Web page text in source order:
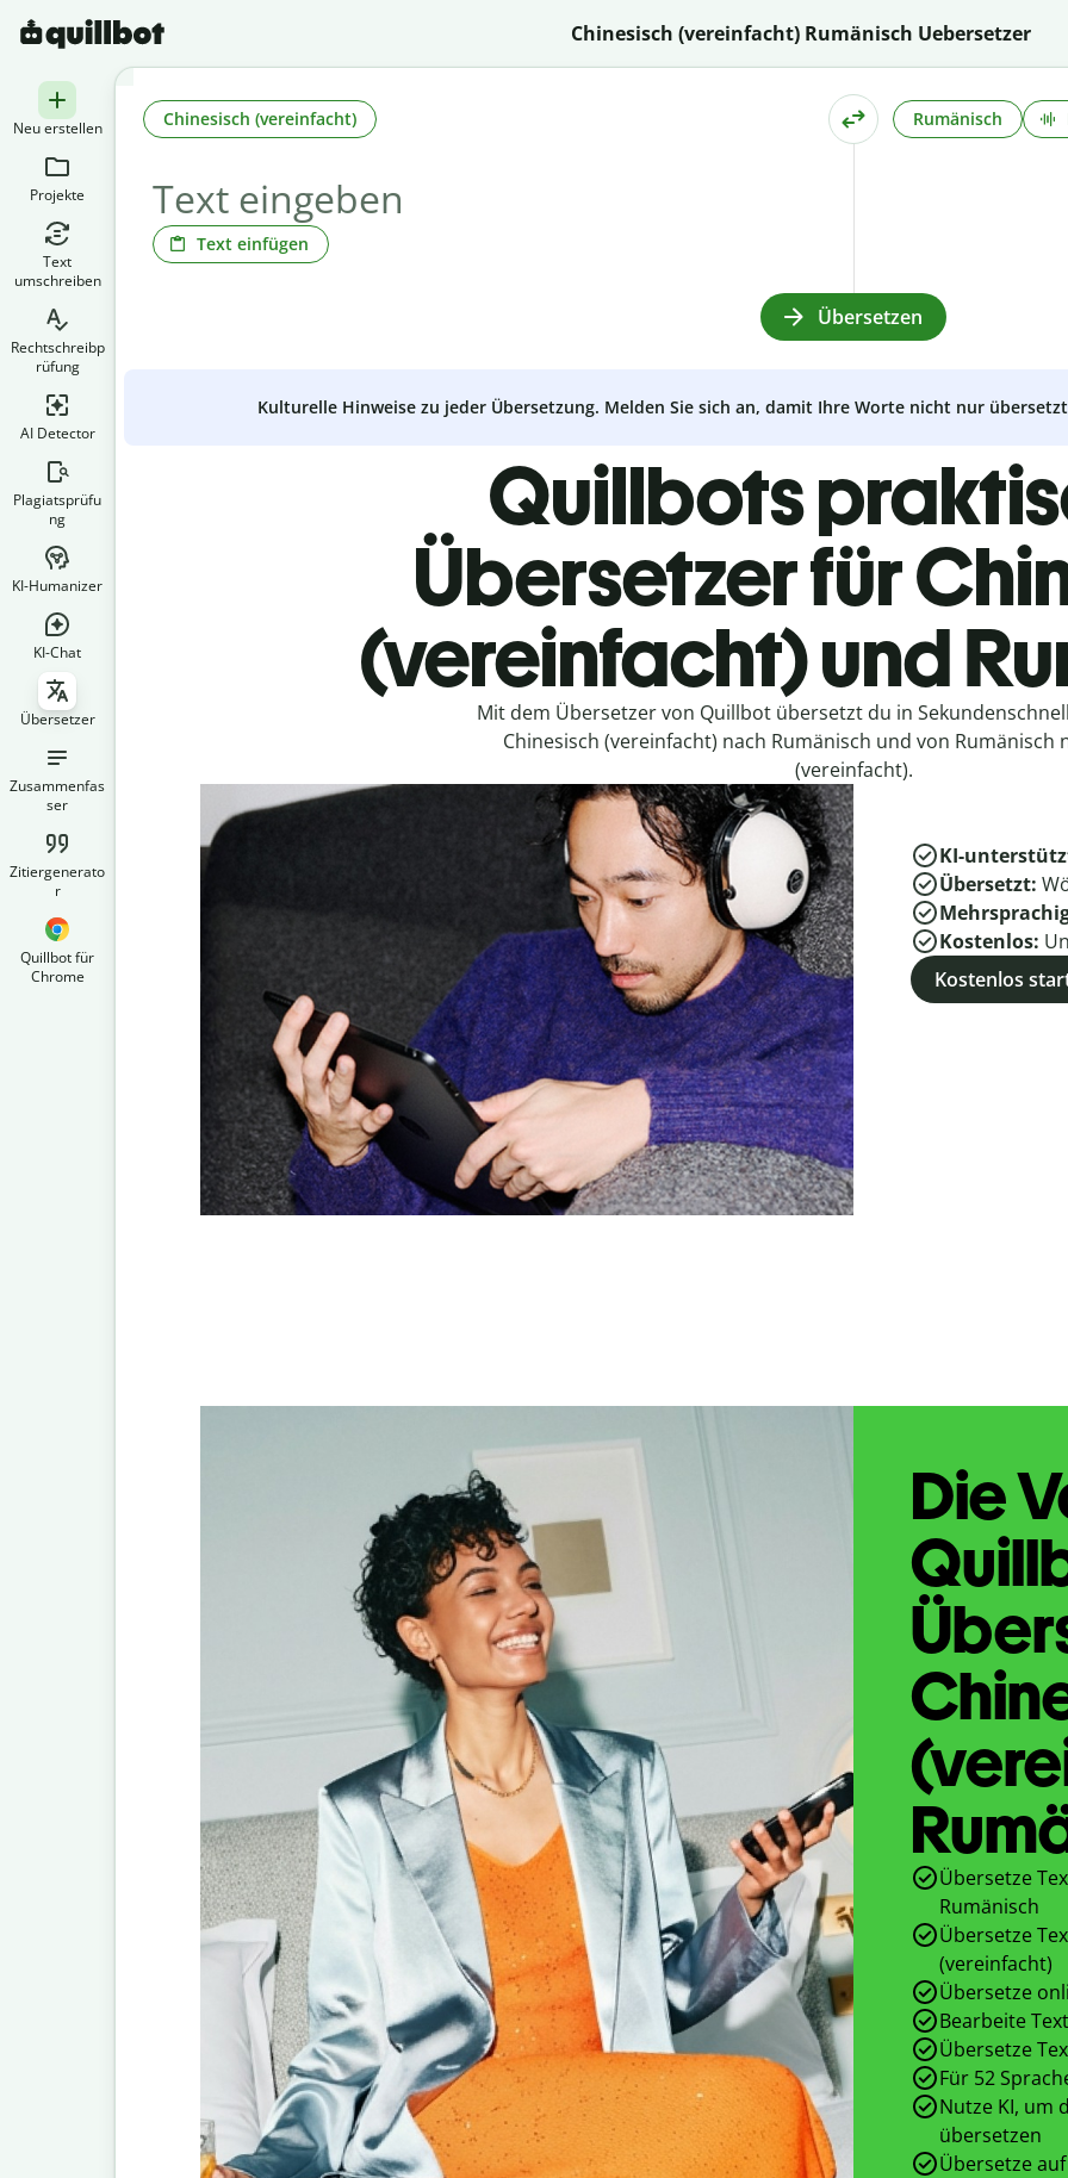
Chinesisch (vereinfacht) Rumänisch Uebersetzer
Neu erstellen
Projekte
Text
umschreiben
Rechtschreibp
rüfung
AI Detector
Plagiatsprüfu
ng
KI-Humanizer
KI-Chat
Übersetzer
Zusammenfas
ser
Zitiergenerato
r
Quillbot für
Chrome
Text einfügen
Chinesisch (vereinfacht) Rumänisch
Übersetzen
Kulturelle Hinweise zu jeder Übersetzung. Melden Sie sich an, damit Ihre Worte nicht nur
Quillbots
Übersetzer für
(vereinfacht) und
Mit dem Übersetzer von Quillbot übersetzt du in
Chinesisch (vereinfacht) nach Rumänisch und von Rumänisch
(vereinfacht).
KI-
Übersetzt:
Kostenlos:
Kostenlos
Die
Übersetze
Rumänisch
Übersetze
(vereinfacht)
Übersetze
Bearbeite
Übersetze
Für 52
Nutze KI, um
übersetzen
Übersetze